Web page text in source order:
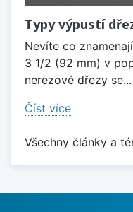
Typy výpustí
Nevíte co
3 1/2 (92 mm) v
nerezové dřezy se...
Číst více
Všechny články a